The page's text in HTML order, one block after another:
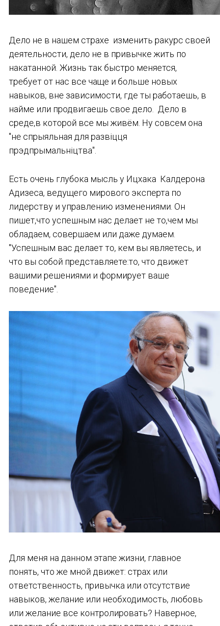
Дело не в нашем страхе изменить ракурс своей
деятельности, дело не в привычке жить по
накатанной. Жизнь так быстро меняется,
требует от нас все чаще и больше новых
навыков, вне зависимости, где ты работаешь, в
найме или продвигаешь свое дело. Дело в
среде,в которой все мы живём. Ну совсем она
"не спрыяльная для развiцця
прэдпрымальнiцтва".
Есть очень глубока мысль у Ицхака Калдерона
Адизеса, ведущего мирового эксперта по
лидерству и управлению изменениями. Он
пишет,что успешным нас делает не то,чем мы
обладаем, совершаем или даже думаем.
"Успешным вас делает то, кем вы являетесь, и
что вы собой представляете:то, что движет
вашими решениями и формирует ваше
поведение".
Для меня на данном этапе жизни, главное
понять, что же мной движет: страх или
ответственность, привычка или отсутствие
навыков, желание или необходимость, любовь
или желание все контролировать? Наверное,